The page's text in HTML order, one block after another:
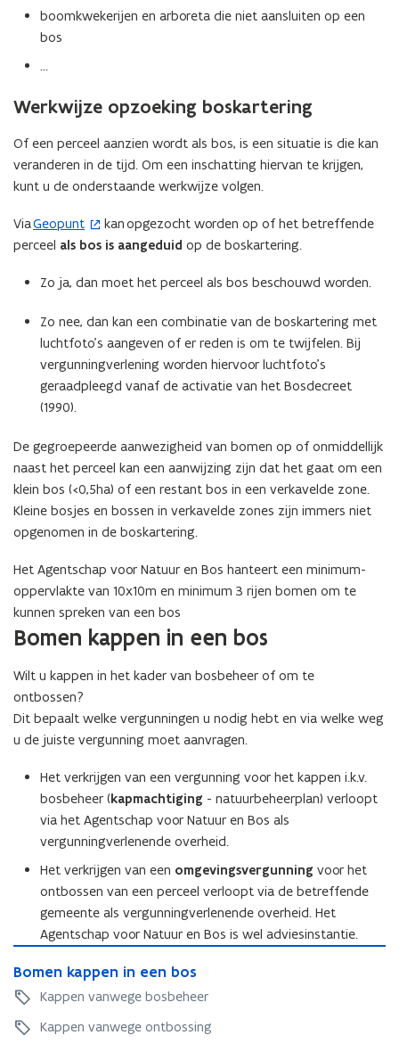
r
)
boomkwekerijen en arboreta die niet aansluiten op een
bos
…
Werkwijze opzoeking boskartering
Of een perceel aanzien wordt als bos, is een situatie is die kan
veranderen in de tijd. Om een inschatting hiervan te krijgen,
kunt u de onderstaande werkwijze volgen.
ViaGeopunt
(
o
u
n
s
t
e
r
kan opgezocht worden op of het betreffende
perceel als bos is aangeduid op de boskartering.
Zo ja, dan moet het perceel als bos beschouwd worden.
Zo nee, dan kan een combinatie van de boskartering met
luchtfoto’s aangeven of er reden is om te twijfelen. Bij
vergunningverlening worden hiervoor luchtfoto’s
geraadpleegd vanaf de activatie van het Bosdecreet
(1990).
De gegroepeerde aanwezigheid van bomen op of onmiddellijk
naast het perceel kan een aanwijzing zijn dat het gaat om een
klein bos (<0,5ha) of een restant bos in een verkavelde zone.
Kleine bosjes en bossen in verkavelde zones zijn immers niet
opgenomen in de boskartering.
Het Agentschap voor Natuur en Bos hanteert een minimum-
oppervlakte van 10x10m en minimum 3 rijen bomen om te
kunnen spreken van een bos
Bomen kappen in een bos
Wilt u kappen in het kader van bosbeheer of om te
ontbossen?
Dit bepaalt welke vergunningen u nodig hebt en via welke weg
u de juiste vergunning moet aanvragen.
Het verkrijgen van een vergunning voor het kappen i.k.v.
bosbeheer (kapmachtiging - natuurbeheerplan) verloopt
via het Agentschap voor Natuur en Bos als
vergunningverlenende overheid.
Het verkrijgen van een omgevingsvergunning voor het
ontbossen van een perceel verloopt via de betreffende
gemeente als vergunningverlenende overheid. Het
Agentschap voor Natuur en Bos is wel adviesinstantie.
o
m
n
Bomen kappen in een bos
B
o
m
e
Kappen vanwege bosbeheer
Kappen vanwege ontbossing